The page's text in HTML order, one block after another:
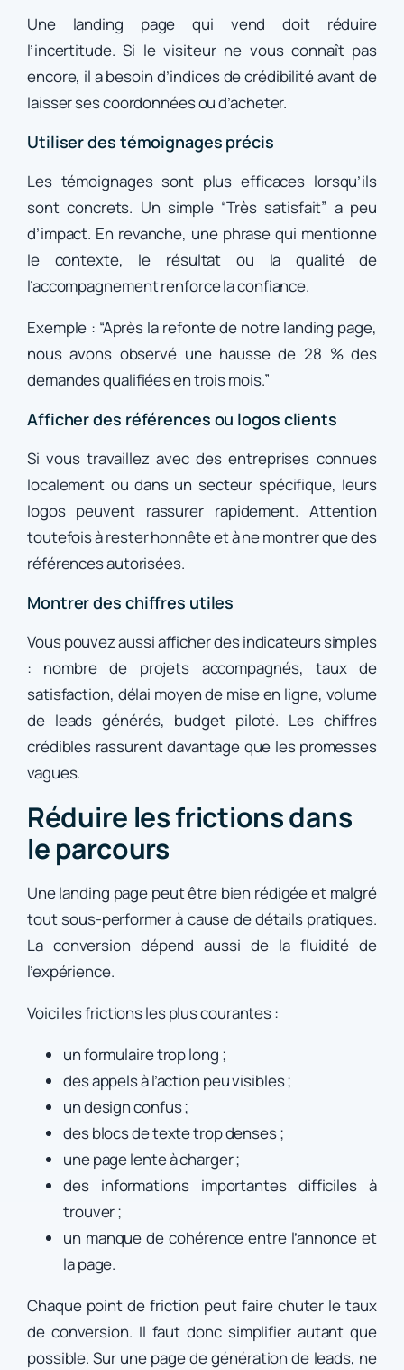
Une landing page qui vend doit réduire
l’incertitude. Si le visiteur ne vous connaît pas
encore, il a besoin d’indices de crédibilité avant de
laisser ses coordonnées ou d’acheter.
Utiliser des témoignages précis
Les témoignages sont plus efficaces lorsqu’ils
sont concrets. Un simple “Très satisfait” a peu
d’impact. En revanche, une phrase qui mentionne
le contexte, le résultat ou la qualité de
l’accompagnement renforce la confiance.
Exemple : “Après la refonte de notre landing page,
nous avons observé une hausse de 28 % des
demandes qualifiées en trois mois.”
Afficher des références ou logos clients
Si vous travaillez avec des entreprises connues
localement ou dans un secteur spécifique, leurs
logos peuvent rassurer rapidement. Attention
toutefois à rester honnête et à ne montrer que des
références autorisées.
Montrer des chiffres utiles
Vous pouvez aussi afficher des indicateurs simples
: nombre de projets accompagnés, taux de
satisfaction, délai moyen de mise en ligne, volume
de leads générés, budget piloté. Les chiffres
crédibles rassurent davantage que les promesses
vagues.
Réduire les frictions dans
le parcours
Une landing page peut être bien rédigée et malgré
tout sous-performer à cause de détails pratiques.
La conversion dépend aussi de la fluidité de
l’expérience.
Voici les frictions les plus courantes :
un formulaire trop long ;
des appels à l’action peu visibles ;
un design confus ;
des blocs de texte trop denses ;
une page lente à charger ;
des informations importantes difficiles à
trouver ;
un manque de cohérence entre l’annonce et
la page.
Chaque point de friction peut faire chuter le taux
de conversion. Il faut donc simplifier autant que
possible. Sur une page de génération de leads, ne